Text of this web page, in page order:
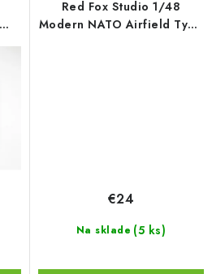
Red Fox Studio 1/48
Modern NATO Airfield Type
Na sklade (5 ks)
€24